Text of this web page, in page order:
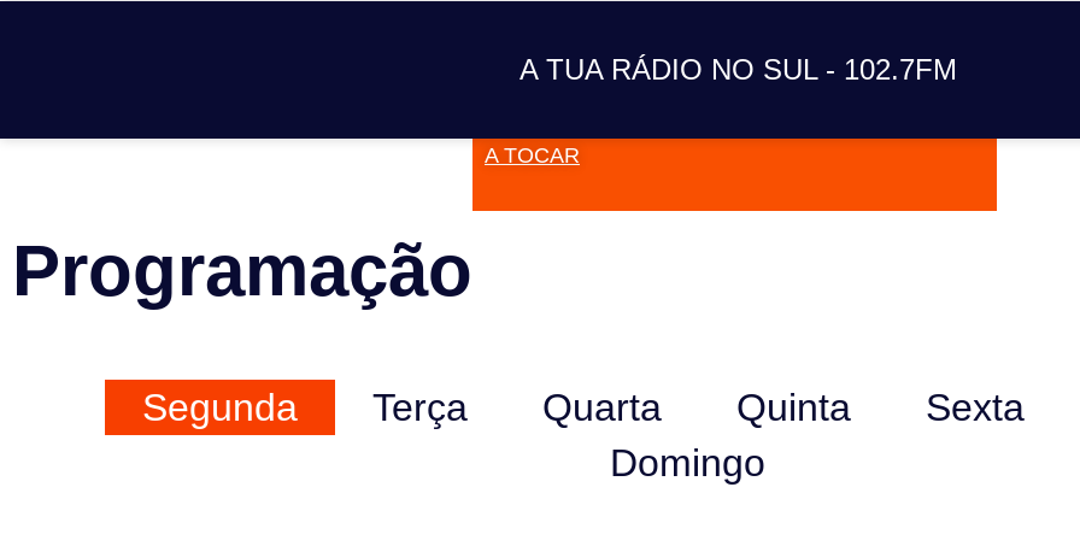
A TUA RÁDIO NO SUL - 102.7FM
A TUA RÁDIO NO SUL
A TOCAR
Programação
Segunda Terça Quarta Quinta Sexta
Domingo